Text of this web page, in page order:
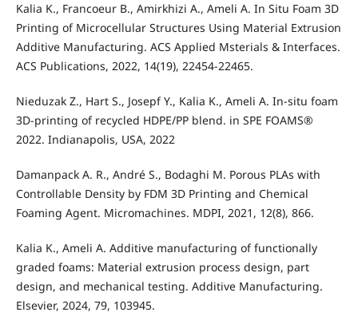
Kalia K., Francoeur B., Amirkhizi A., Ameli A. In Situ Foam 3D
Printing of Microcellular Structures Using Material Extrusion
Additive Manufacturing. ACS Applied Msterials & Interfaces.
ACS Publications, 2022, 14(19), 22454-22465.
Nieduzak Z., Hart S., Josepf Y., Kalia K., Ameli A. In-situ foam
3D-printing of recycled HDPE/PP blend. in SPE FOAMS®
2022. Indianapolis, USA, 2022
Damanpack A. R., André S., Bodaghi M. Porous PLAs with
Controllable Density by FDM 3D Printing and Chemical
Foaming Agent. Micromachines. MDPI, 2021, 12(8), 866.
Kalia K., Ameli A. Additive manufacturing of functionally
graded foams: Material extrusion process design, part
design, and mechanical testing. Additive Manufacturing.
Elsevier, 2024, 79, 103945.